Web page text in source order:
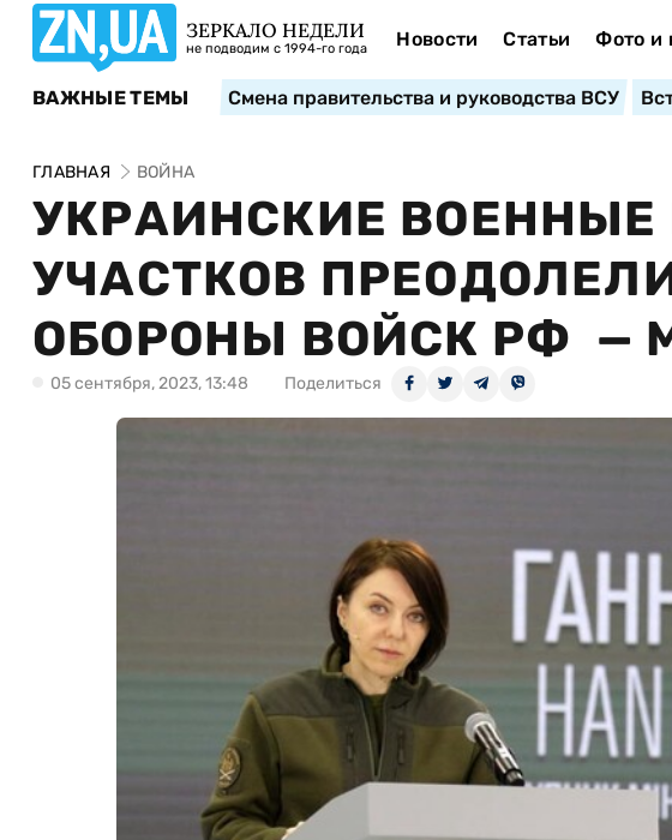
ЗЕРКАЛО НЕДЕЛИ
не подводим с 1994-го года Новости Статьи Фото и
ВАЖНЫЕ ТЕМЫ Смена правительства и руководства ВСУ
ГЛАВНАЯ ВОЙНА
УКРАИНСКИЕ
УЧАСТКОВ
ОБОРОНЫ ВОЙСК РФ —
05 сентября, 2023, 13:48 Поделиться